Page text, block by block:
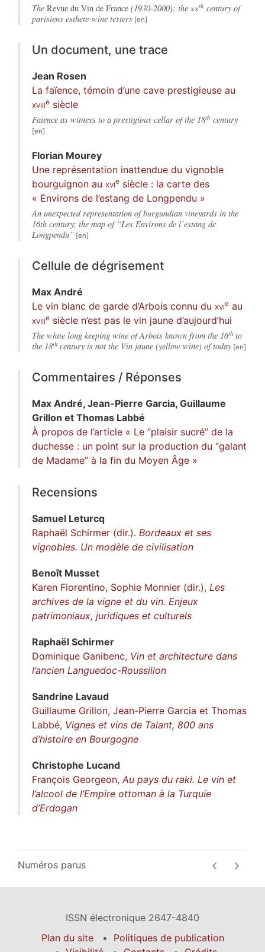
The Revue du Vin de France (1930-2000): the xxth century of
parisiens esthete-wine testers
Un document, une trace
Jean Rosen
La faïence, témoin d’une cave prestigieuse au
xviiie siècle
Faience as witness to a prestigious cellar of the 18th century
Florian Mourey
Une représentation inattendue du vignoble
bourguignon au xvie siècle : la carte des
« Environs de l’estang de Longpendu »
An unexpected representation of burgundian vineyards in the
16th century: the map of “Les Environs de l’estang de
Longpendu”
Cellule de dégrisement
Max André
Le vin blanc de garde d’Arbois connu du xvie au
xviiie siècle n’est pas le vin jaune d’aujourd’hui
The white long keeping wine of Arbois known from the 16th to
the 18th century is not the Vin jaune (yellow wine) of today
Commentaires / Réponses
Max André, Jean-Pierre Garcia, Guillaume
Grillon et Thomas Labbé
À propos de l’article « Le “plaisir sucré” de la
duchesse : un point sur la production du “galant
de Madame” à la fin du Moyen Âge »
Recensions
Samuel Leturcq
Raphaël Schirmer (dir.). Bordeaux et ses
vignobles. Un modèle de civilisation
Benoît Musset
Karen Fiorentino, Sophie Monnier (dir.), Les
archives de la vigne et du vin. Enjeux
patrimoniaux, juridiques et culturels
Raphaël Schirmer
Dominique Ganibenc, Vin et architecture dans
l’ancien Languedoc-Roussillon
Sandrine Lavaud
Guillaume Grillon, Jean-Pierre Garcia et Thomas
Labbé, Vignes et vins de Talant, 800 ans
d’histoire en Bourgogne
Christophe Lucand
François Georgeon, Au pays du raki. Le vin et
l’alcool de l’Empire ottoman à la Turquie
d’Erdogan
Numéros parus
ISSN électronique 2647-4840
Plan du site
Politiques de publication